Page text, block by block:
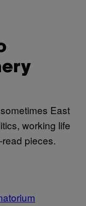
East
working life
pieces.